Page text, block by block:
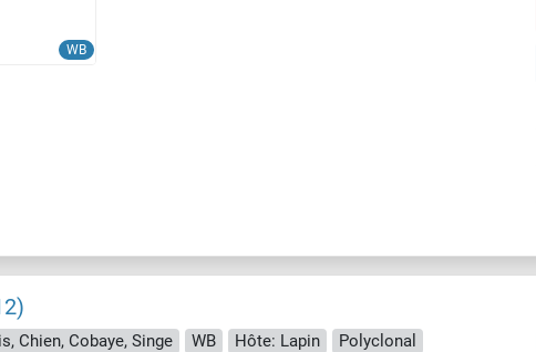
WB
Chien, Cobaye, Singe WB Hôte: Lapin
Polyclonal